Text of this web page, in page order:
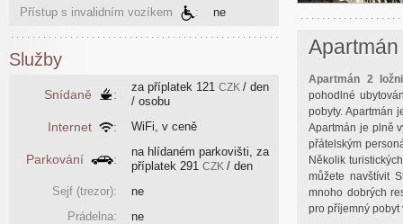
Apartmán 2
pohodlné
pobyty. Apartmán
Apartmán je plně
přátelským
Několik
můžete navštívit
mnoho dobrých
pro příjemný pobyt
Přístup s invalidním vozíkem
: ne
Služby
Snídaně :
za příplatek 121 CZK / den
/ osobu
Internet : WiFi, v ceně
Parkování :
na hlídaném parkovišti, za
příplatek 291 CZK / den
Sejf (trezor):
ne
Prádelna:
ne